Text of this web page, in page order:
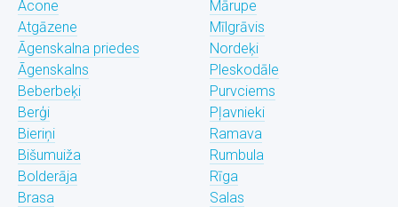
Acone
Atgāzene
Āgenskalna priedes
Āgenskalns
Beberbeķi
Berģi
Bieriņi
Bišumuiža
Bolderāja
Brasa
Mārupe
Mīlgrāvis
Nordeķi
Pleskodāle
Purvciems
Pļavnieki
Ramava
Rumbula
Rīga
Salas